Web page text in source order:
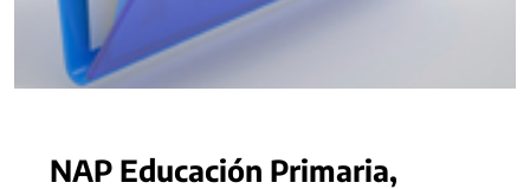
NAP Educación Primaria,